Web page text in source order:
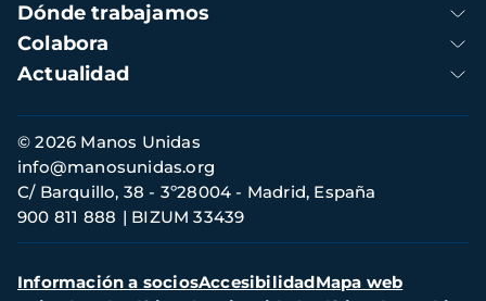
Dónde trabajamos
Colabora
Actualidad
Información
de
contacto
© 2026 Manos Unidas
C/ Barquillo, 38 - 3º28004 - Madrid, España
900 811 888
BIZUM 33439
info@manosunidas.org
Menú
Información a sociosAccesibilidadMapa web